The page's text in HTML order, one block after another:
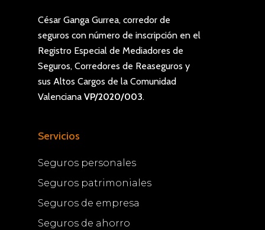
César Ganga Gurrea, corredor de
seguros con número de inscripción en el
Registro Especial de Mediadores de
Seguros, Corredores de Reaseguros y
sus Altos Cargos de la Comunidad
Valenciana VP/2020/003.
Servicios
Seguros personales
Seguros patrimoniales
Seguros de empresa
Seguros de ahorro